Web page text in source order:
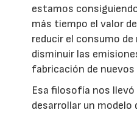
estamos
más tiempo el valor
reducir el consumo
disminuir las
fabricación de nuevos
Esa filosofía nos llevó
desarrollar un